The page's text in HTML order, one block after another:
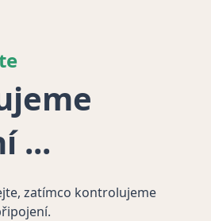
zatímco kontrolujeme